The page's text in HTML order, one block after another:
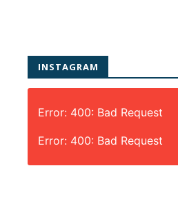
INSTAGRAM
Error: 400: Bad Request
Error: 400: Bad Request